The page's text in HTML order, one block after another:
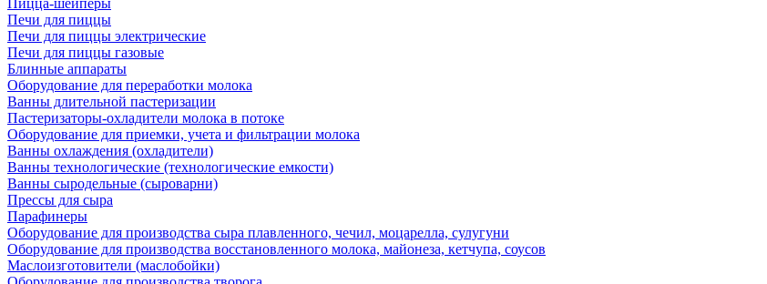
Пицца-шейперы
Печи для пиццы
Печи для пиццы электрические
Печи для пиццы газовые
Блинные аппараты
Оборудование для переработки молока
Ванны длительной пастеризации
Пастеризаторы-охладители молока в потоке
Оборудование для приемки, учета и фильтрации молока
Ванны охлаждения (охладители)
Ванны технологические (технологические емкости)
Ванны сыродельные (сыроварни)
Прессы для сыра
Парафинеры
Оборудование для производства сыра плавленного, чечил, моцарелла, сулугуни
Оборудование для производства восстановленного молока, майонеза, кетчупа, соусов
Маслоизготовители (маслобойки)